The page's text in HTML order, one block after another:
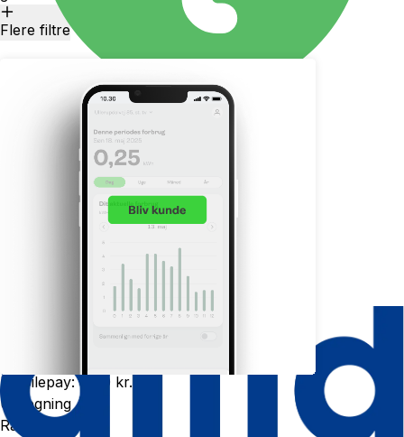
Flere filtre
pr. kWh
pr. måned
Gå til udbyder
Betalingsgebyrer
Betalingsservice : 6,00 kr.
Mobilepay: 0,00 kr.
Udregning
Rå elpris